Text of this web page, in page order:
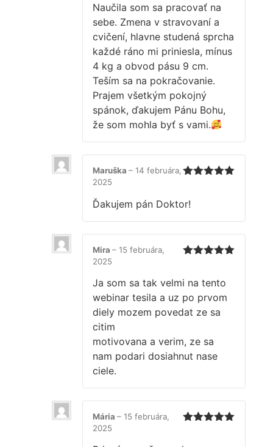
Naučila som sa pracovať na
sebe. Zmena v stravovaní a
cvičení, hlavne studená sprcha
každé ráno mi priniesla, mínus
4 kg a obvod pásu 9 cm.
Teším sa na pokračovanie.
Prajem všetkým pokojný
spánok, ďakujem Pánu Bohu,
že som mohla byť s vami.
Maruška – 14 februára,
2025
Ďakujem pán Doktor!
Mira – 15 februára,
2025
Ja som sa tak velmi na tento
webinar tesila a uz po prvom
diely mozem povedat ze sa
citim
motivovana a verim, ze sa
nam podari dosiahnut nase
ciele.
Mária – 15 februára,
2025